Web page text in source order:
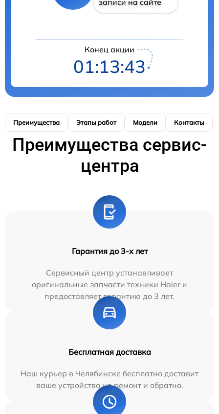
Конец акции
01:13:42
Преимущества Этапы работ Модели Контакты
Преимущества сервис-
центра
Гарантия до 3-х лет
Сервисный центр устанавливает
оригинальные запчасти техники Haier и
предоставляет гарантию до 3 лет.
Бесплатная доставка
Наш курьер в Челябинске бесплатно доставит
ваше устройство на ремонт и обратно.